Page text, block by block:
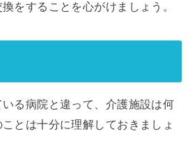
をすることを心がけましょう。
る病院と違って、介護施設は何
とは十分に理解しておきましょ